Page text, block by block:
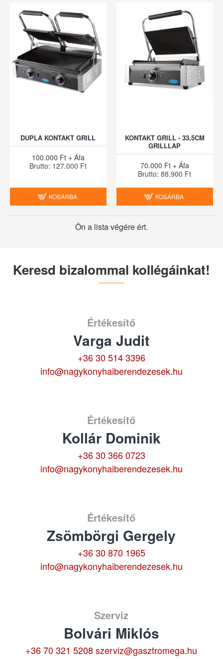
DUPLA KONTAKT GRILL
100.000 Ft + Áfa
Brutto: 127.000 Ft
KOSÁRBA
KONTAKT GRILL - 33,5CM
GRILLLAP
70.000 Ft + Áfa
Brutto: 88.900 Ft
KOSÁRBA
Ön a lista végére ért.
Keresd bizalommal kollégáinkat!
Értékesítő
Varga Judit
+36 30 514 3396
info@nagykonyhaiberendezesek.hu
Értékesítő
Kollár Dominik
+36 30 366 0723
info@nagykonyhaiberendezesek.hu
Értékesítő
Zsömbörgi Gergely
+36 30 870 1965
info@nagykonyhaiberendezesek.hu
Szerviz
Bolvári Miklós
+36 70 321 5208 szerviz@gasztromega.hu